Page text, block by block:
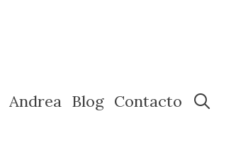
Andrea Blog Contacto